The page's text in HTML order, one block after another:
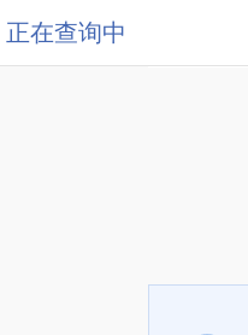
正在查询中